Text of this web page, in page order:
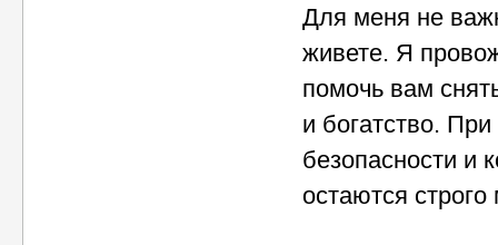
Для меня не
живете. Я
помочь вам
и богатство.
безопасности и
остаются